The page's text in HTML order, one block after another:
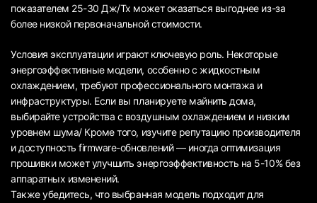
показателем 25-30 Дж/Тх может оказаться выгоднее из-за
более низкой первоначальной стоимости.
Условия эксплуатации играют ключевую роль. Некоторые
энергоэффективные модели, особенно с жидкостным
охлаждением, требуют профессионального монтажа и
инфраструктуры. Если вы планируете майнить дома,
выбирайте устройства с воздушным охлаждением и низким
уровнем шума/ Кроме того, изучите репутацию производителя
и доступность firmware-обновлений — иногда оптимизация
прошивки может улучшить энергоэффективность на 5-10% без
аппаратных изменений.
Также убедитесь, что выбранная модель подходит для